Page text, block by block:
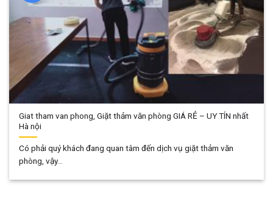
Giat tham van phong, Giặt thảm văn phòng GIÁ RẺ – UY TÍN nhất
Hà nội
Có phải quý khách đang quan tâm đến dịch vụ giặt thảm văn
phòng, vậy...